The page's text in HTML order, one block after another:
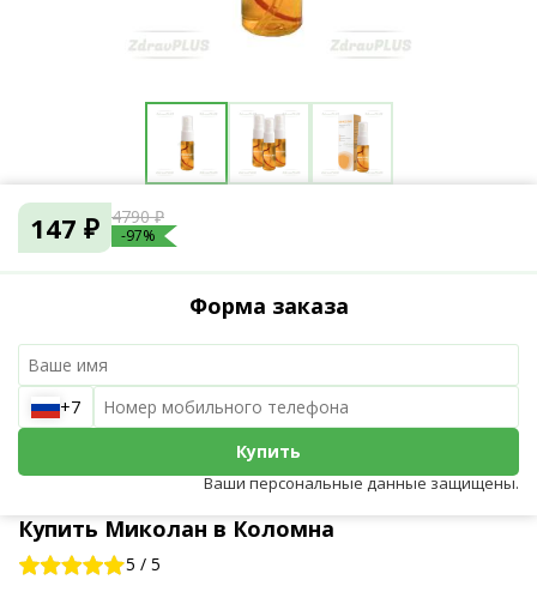
Купить Миколан в Коломна
5 / 5
147 ₽ 4790 ₽
-97%
Форма заказа
+7
Купить
Ваши персональные данные защищены.